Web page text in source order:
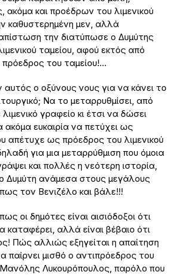
ακόμα και προέδρων του λιμενικού
καθυστερημένη μεν, αλλά
την διατύπωσε ο Δυμύτης
ταμείου, αφού εκτός από
πρόεδρος του ταμείου!…
αυτός ο οξύνους νους για να κάνει το
Να το μεταρρυθμίσει, από
λιμενικό γραφείο κι έτσι να δώσει
ακόμα ευκαιρία να πετύχει ως
απέτυχε ως πρόεδρος του λιμενικού
για μια μεταρρύθμιση που όμοια
και πολλές η νεότερη ιστορία,
Δυμύτη ανάμεσα στους μεγάλους
τον Βενιζέλο και βάλε!!!
οι δημότες είναι αισιόδοξοι ότι
αλλά είναι βέβαιο ότι
Πώς αλλιώς εξηγείται η απαίτηση
παίρνει μισθό ο αντιπρόεδρος του
Μανόλης Λυκουρόπουλος, παρόλο που